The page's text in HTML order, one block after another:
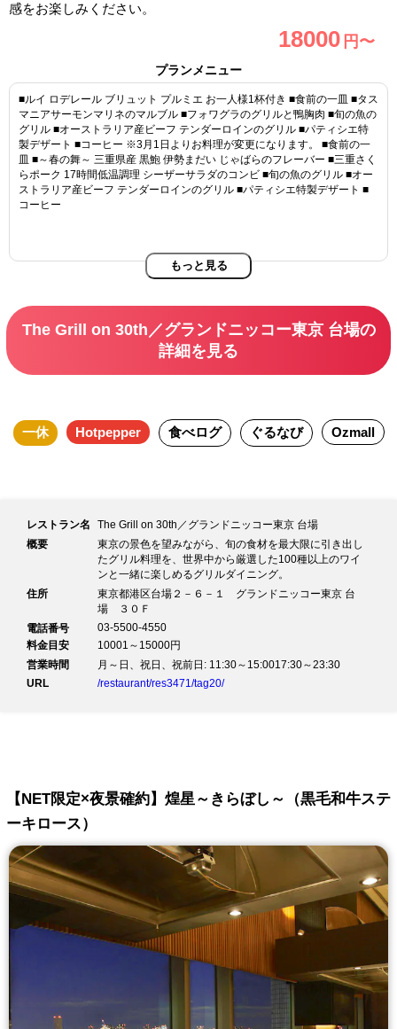
感をお楽しみください。
18000 円〜
プランメニュー
■ルイ ロデレール ブリュット プルミエ お一人様1杯付き ■食前の一皿 ■タス
マニアサーモンマリネのマルブル ■フォワグラのグリルと鴨胸肉 ■旬の魚の
グリル ■オーストラリア産ビーフ テンダーロインのグリル ■パティシエ特
製デザート ■コーヒー ※3月1日よりお料理が変更になります。 ■食前の一
皿 ■～春の舞～ 三重県産 黒鮑 伊勢まだい じゃばらのフレーバー ■三重さく
らポーク 17時間低温調理 シーザーサラダのコンビ ■旬の魚のグリル ■オー
ストラリア産ビーフ テンダーロインのグリル ■パティシエ特製デザート ■
コーヒー
もっと見る
The Grill on 30th／グランドニッコー東京 台場の
詳細を見る
一休 Hotpepper 食べログ ぐるなび Ozmall
レストラン名
The Grill on 30th／グランドニッコー東京 台場
概要
東京の景色を望みながら、旬の食材を最大限に引き出し
たグリル料理を、世界中から厳選した100種以上のワイ
ンと一緒に楽しめるグリルダイニング。
住所
東京都港区台場２－６－１ グランドニッコー東京 台
場 ３０Ｆ
電話番号
03-5500-4550
料金目安
10001～15000円
営業時間
月～日、祝日、祝前日: 11:30～15:0017:30～23:30
URL
/restaurant/res3471/tag20/
【NET限定×夜景確約】煌星～きらぼし～（黒毛和牛ステ
ーキロース）